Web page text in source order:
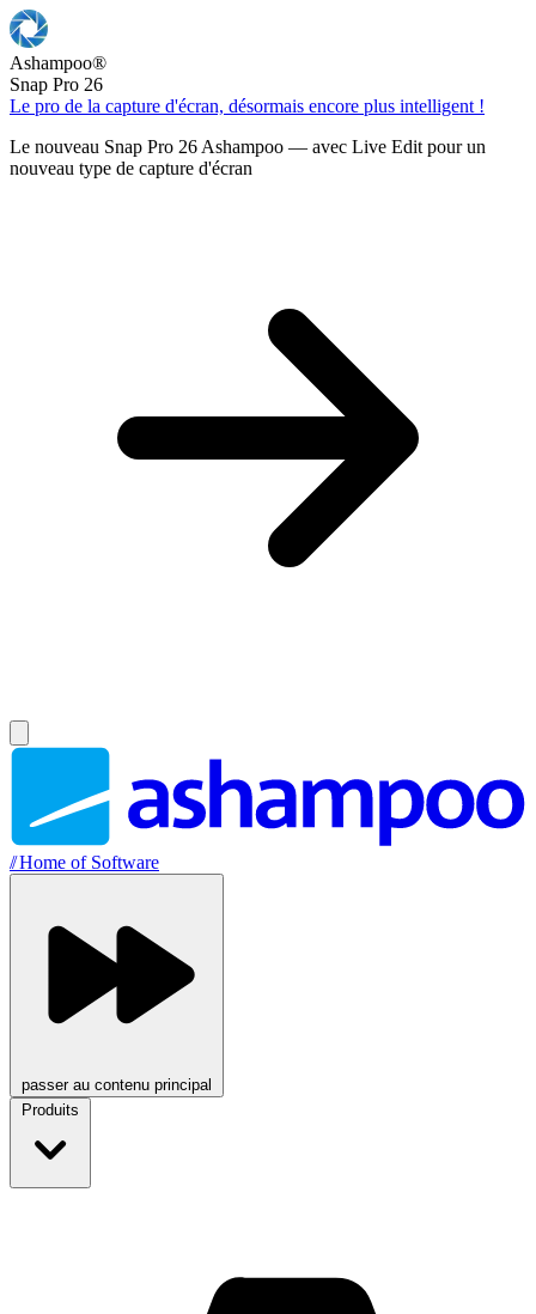
Ashampoo®
Snap Pro 26
Le pro de la capture d'écran, désormais encore plus intelligent !
Le nouveau Snap Pro 26 Ashampoo — avec Live Edit pour un
nouveau type de capture d'écran
//Home of Software
passer au contenu principal
Produits